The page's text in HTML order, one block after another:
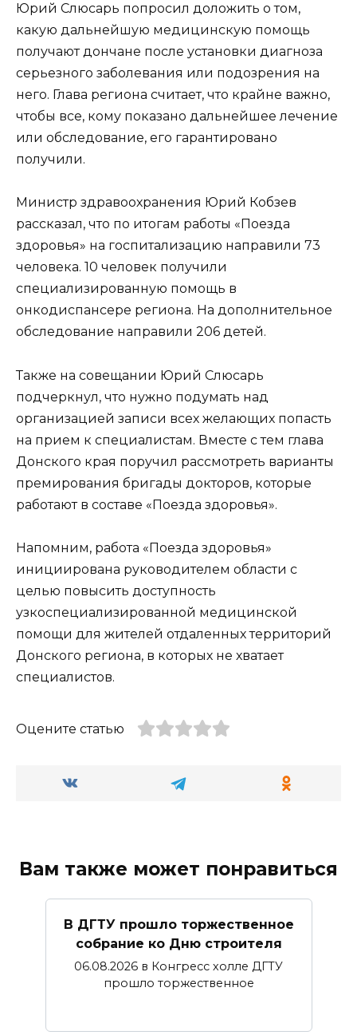
Юрий Слюсарь попросил доложить о том,
какую дальнейшую медицинскую помощь
получают дончане после установки диагноза
серьезного заболевания или подозрения на
него. Глава региона считает, что крайне важно,
чтобы все, кому показано дальнейшее лечение
или обследование, его гарантировано
получили.
Министр здравоохранения Юрий Кобзев
рассказал, что по итогам работы «Поезда
здоровья» на госпитализацию направили 73
человека. 10 человек получили
специализированную помощь в
онкодиспансере региона. На дополнительное
обследование направили 206 детей.
Также на совещании Юрий Слюсарь
подчеркнул, что нужно подумать над
организацией записи всех желающих попасть
на прием к специалистам. Вместе с тем глава
Донского края поручил рассмотреть варианты
премирования бригады докторов, которые
работают в составе «Поезда здоровья».
Напомним, работа «Поезда здоровья»
инициирована руководителем области с
целью повысить доступность
узкоспециализированной медицинской
помощи для жителей отдаленных территорий
Донского региона, в которых не хватает
специалистов.
Оцените статью
Вам также может понравиться
В ДГТУ прошло торжественное
собрание ко Дню строителя
06.08.2026 в Конгресс холле ДГТУ
прошло торжественное